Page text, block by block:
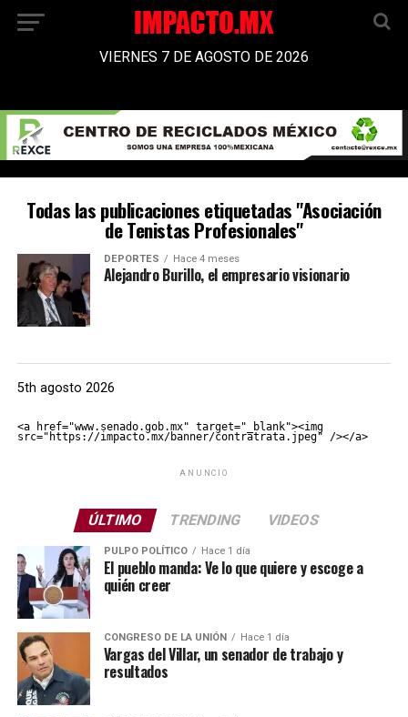
VIERNES 7 DE AGOSTO DE 2026
Todas las publicaciones etiquetadas "Asociación
de Tenistas Profesionales"
DEPORTES Hace 4 meses
Alejandro Burillo, el empresario visionario
5th agosto 2026
<a href="www.senado.gob.mx" target="_blank"><img
src="https://impacto.mx/banner/contratrata.jpeg" /></a>
ANUNCIO
ÚLTIMO TRENDING VIDEOS
PULPO POLÍTICO Hace 1 día
El pueblo manda: Ve lo que quiere y escoge a
quién creer
CONGRESO DE LA UNIÓN Hace 1 día
Vargas del Villar, un senador de trabajo y
resultados